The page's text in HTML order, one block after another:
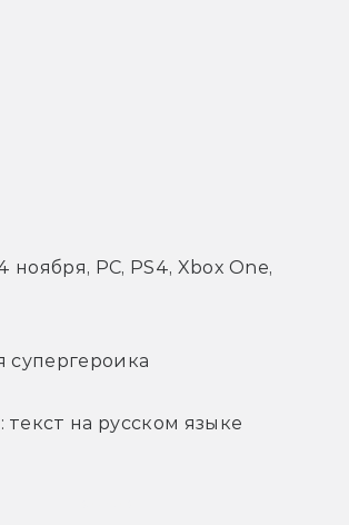
ноября, PC, PS4, Xbox One,
супергероика
текст на русском языке